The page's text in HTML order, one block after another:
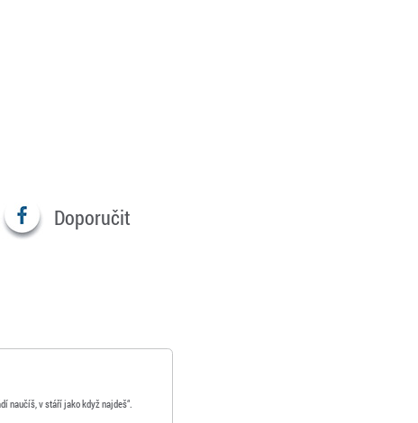
Doporučit
naučíš, v stáří jako když najdeš“.